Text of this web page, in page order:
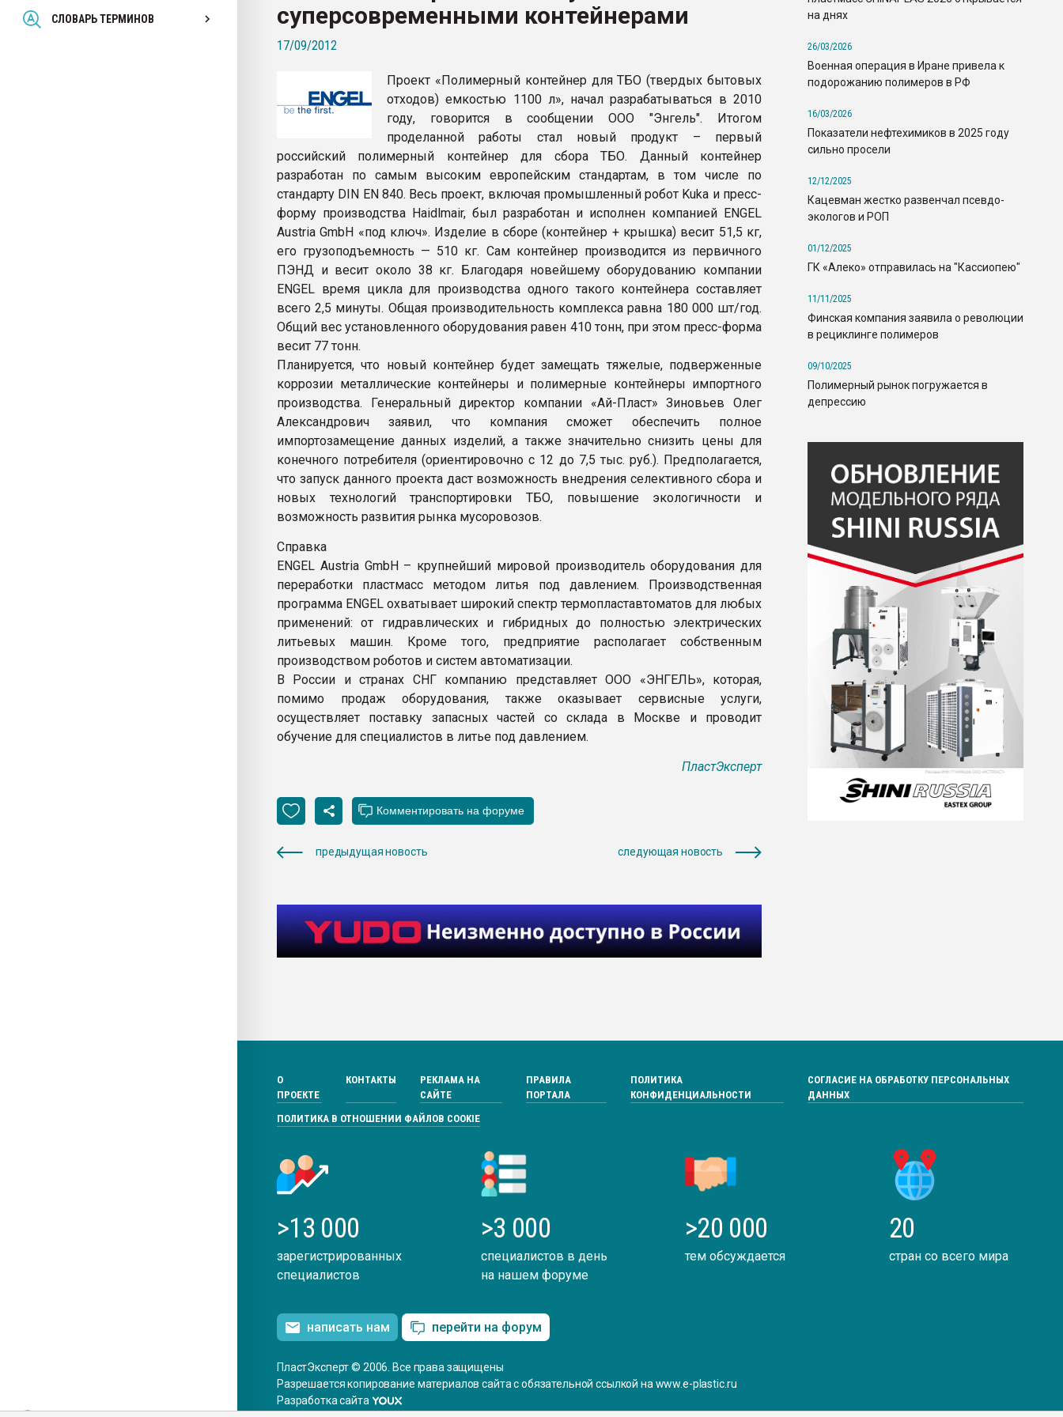
СЛОВАРЬ ТЕРМИНОВ
Всё, что касается выдува ПЭТ
бутылок
ПЕРЕЙТИ НА ФОРУМ
суперсовременными контейнерами
17/09/2012
Проект «Полимерный контейнер для ТБО (твердых бытовых
отходов) емкостью 1100 л», начал разрабатываться в 2010
году, говорится в сообщении ООО "Энгель". Итогом
проделанной работы стал новый продукт – первый
российский полимерный контейнер для сбора ТБО. Данный контейнер
разработан по самым высоким европейским стандартам, в том числе по
стандарту DIN EN 840. Весь проект, включая промышленный робот Kuka и пресс-
форму производства Haidlmair, был разработан и исполнен компанией ENGEL
Austria GmbH «под ключ». Изделие в сборе (контейнер + крышка) весит 51,5 кг,
его грузоподъемность — 510 кг. Сам контейнер производится из первичного
ПЭНД и весит около 38 кг. Благодаря новейшему оборудованию компании
ENGEL время цикла для производства одного такого контейнера составляет
всего 2,5 минуты. Общая производительность комплекса равна 180 000 шт/год.
Общий вес установленного оборудования равен 410 тонн, при этом пресс-форма
весит 77 тонн.
Планируется, что новый контейнер будет замещать тяжелые, подверженные
коррозии металлические контейнеры и полимерные контейнеры импортного
производства. Генеральный директор компании «Ай-Пласт» Зиновьев Олег
Александрович заявил, что компания сможет обеспечить полное
импортозамещение данных изделий, а также значительно снизить цены для
конечного потребителя (ориентировочно с 12 до 7,5 тыс. руб.). Предполагается,
что запуск данного проекта даст возможность внедрения селективного сбора и
новых технологий транспортировки ТБО, повышение экологичности и
возможность развития рынка мусоровозов.
Справка
ENGEL Austria GmbH – крупнейший мировой производитель оборудования для
переработки пластмасс методом литья под давлением. Производственная
программа ENGEL охватывает широкий спектр термопластавтоматов для любых
применений: от гидравлических и гибридных до полностью электрических
литьевых машин. Кроме того, предприятие располагает собственным
производством роботов и систем автоматизации.
В России и странах СНГ компанию представляет ООО «ЭНГЕЛЬ», которая,
помимо продаж оборудования, также оказывает сервисные услуги,
осуществляет поставку запасных частей со склада в Москве и проводит
обучение для специалистов в литье под давлением.
ПластЭксперт
предыдущая новость следующая новость
на днях
26/03/2026
Военная операция в Иране привела к
подорожанию полимеров в РФ
16/03/2026
Показатели нефтехимиков в 2025 году
сильно просели
12/12/2025
Кацевман жестко развенчал псевдо-
экологов и РОП
01/12/2025
ГК «Алеко» отправилась на "Кассиопею"
11/11/2025
Финская компания заявила о революции
в рециклинге полимеров
09/10/2025
Полимерный рынок погружается в
депрессию
О
ПРОЕКТЕ
КОНТАКТЫ
РЕКЛАМА НА
САЙТЕ
ПРАВИЛА
ПОРТАЛА
ПОЛИТИКА
КОНФИДЕНЦИАЛЬНОСТИ
СОГЛАСИЕ НА ОБРАБОТКУ ПЕРСОНАЛЬНЫХ
ДАННЫХ
ПОЛИТИКА В ОТНОШЕНИИ ФАЙЛОВ COOKIE
>13 000
зарегистрированных
специалистов
>3 000
специалистов в день
на нашем форуме
>20 000
тем обсуждается
20
стран со всего мира
написать нам перейти на форум
ПластЭксперт © 2006. Все права защищены
Разрешается копирование материалов сайта с обязательной ссылкой на www.e-plastic.ru
Разработка сайта